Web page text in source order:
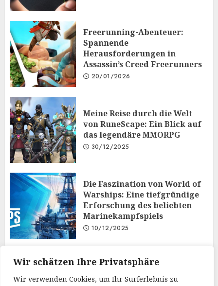
Wir schätzen Ihre Privatsphäre
Wir verwenden Cookies, um Ihr Surferlebnis zu
Freerunning-Abenteuer:
Spannende
Herausforderungen in
Assassin’s Creed Freerunners
20/01/2026
Meine Reise durch die Welt
von RuneScape: Ein Blick auf
das legendäre MMORPG
30/12/2025
Die Faszination von World of
Warships: Eine tiefgründige
Erforschung des beliebten
Marinekampfspiels
10/12/2025
Taktisches Denken und
Diplomatie: Der
Mehrspielermodus von Iron